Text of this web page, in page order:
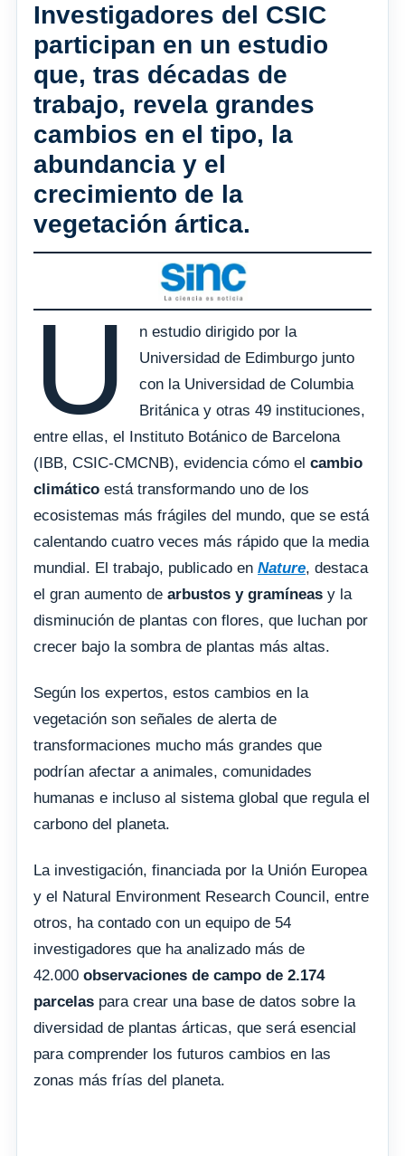
Investigadores del CSIC
participan en un estudio
que, tras décadas de
trabajo, revela grandes
cambios en el tipo, la
abundancia y el
crecimiento de la
vegetación ártica.
U
n estudio dirigido por la
Universidad de Edimburgo junto
con la Universidad de Columbia
Británica y otras 49 instituciones,
entre ellas, el Instituto Botánico de Barcelona
(IBB, CSIC-CMCNB), evidencia cómo el cambio
climático está transformando uno de los
ecosistemas más frágiles del mundo, que se está
calentando cuatro veces más rápido que la media
mundial. El trabajo, publicado en Nature, destaca
el gran aumento de arbustos y gramíneas y la
disminución de plantas con flores, que luchan por
crecer bajo la sombra de plantas más altas.
Según los expertos, estos cambios en la
vegetación son señales de alerta de
transformaciones mucho más grandes que
podrían afectar a animales, comunidades
humanas e incluso al sistema global que regula el
carbono del planeta.
La investigación, financiada por la Unión Europea
y el Natural Environment Research Council, entre
otros, ha contado con un equipo de 54
investigadores que ha analizado más de
42.000 observaciones de campo de 2.174
parcelas para crear una base de datos sobre la
diversidad de plantas árticas, que será esencial
para comprender los futuros cambios en las
zonas más frías del planeta.